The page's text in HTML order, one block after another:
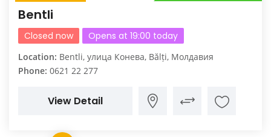
Bentli
Closed now Opens at 19:00 today
Location: Bentli, улица Конева, Bălți, Молдавия
Phone: 0621 22 277
View Detail